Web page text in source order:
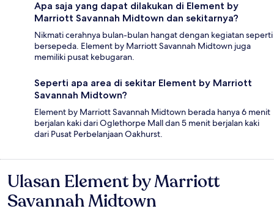
Apa saja yang dapat dilakukan di Element by
Marriott Savannah Midtown dan sekitarnya?
Nikmati cerahnya bulan-bulan hangat dengan kegiatan seperti
bersepeda. Element by Marriott Savannah Midtown juga
memiliki pusat kebugaran.
Seperti apa area di sekitar Element by Marriott
Savannah Midtown?
Element by Marriott Savannah Midtown berada hanya 6 menit
berjalan kaki dari Oglethorpe Mall dan 5 menit berjalan kaki
dari Pusat Perbelanjaan Oakhurst.
Ulasan
Ulasan Element by Marriott
Savannah Midtown